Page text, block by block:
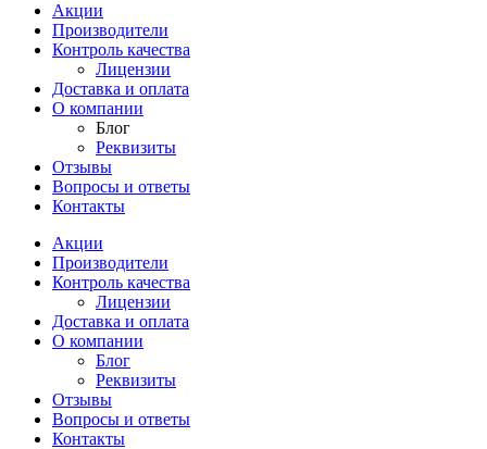
Акции
Производители
Контроль качества
Лицензии
Доставка и оплата
О компании
Блог
Реквизиты
Отзывы
Вопросы и ответы
Контакты
Акции
Производители
Контроль качества
Лицензии
Доставка и оплата
О компании
Блог
Реквизиты
Отзывы
Вопросы и ответы
Контакты